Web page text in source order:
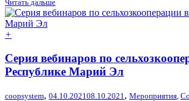
Читать дальше
+
Серия вебинаров по
Республике Марий Эл
coopsystem, 04.10.2021 08.10.2021 , Мероприятия